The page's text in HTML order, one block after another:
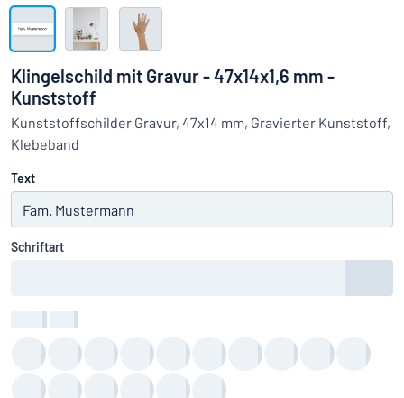
Das Gesuchte nicht gefunden?
Alle Kategorien anzeigen
Einloggen
Kundenservice
Privat
Klingelschild mit Gravur - 47x14x1,6 mm -
Kunststoff
Kunststoffschilder Gravur, 47x14 mm, Gravierter Kunststoff,
Klebeband
Text
Schriftart